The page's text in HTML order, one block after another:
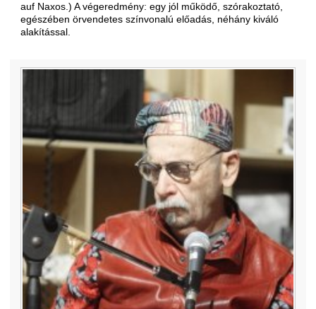
auf Naxos.) A végeredmény: egy jól működő, szórakoztató,
egészében örvendetes színvonalú előadás, néhány kiváló
alakítással.